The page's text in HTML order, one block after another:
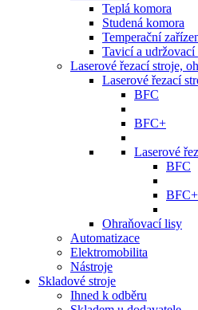
Teplá komora
Studená komora
Temperační
Tavicí a udržovací
Laserové řezací stroje,
Laserové řezací
BFC
BFC+
Laserové
BFC
BFC+
Ohraňovací lisy
Automatizace
Elektromobilita
Nástroje
Skladové stroje
Ihned k odběru